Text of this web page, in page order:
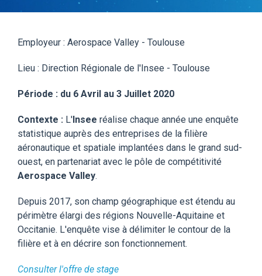
Employeur : Aerospace Valley - Toulouse
Lieu : Direction Régionale de l'Insee - Toulouse
Période : du 6 Avril au 3 Juillet 2020
Contexte : L' Insee réalise chaque année une enquête
statistique auprès des entreprises de la filière
aéronautique et spatiale implantées dans le grand sud-
ouest, en partenariat avec le pôle de compétitivité
Aerospace Valley.
Depuis 2017, son champ géographique est étendu au
périmètre élargi des régions Nouvelle-Aquitaine et
Occitanie. L'enquête vise à délimiter le contour de la
filière et à en décrire son fonctionnement.
Consulter l'offre de stage